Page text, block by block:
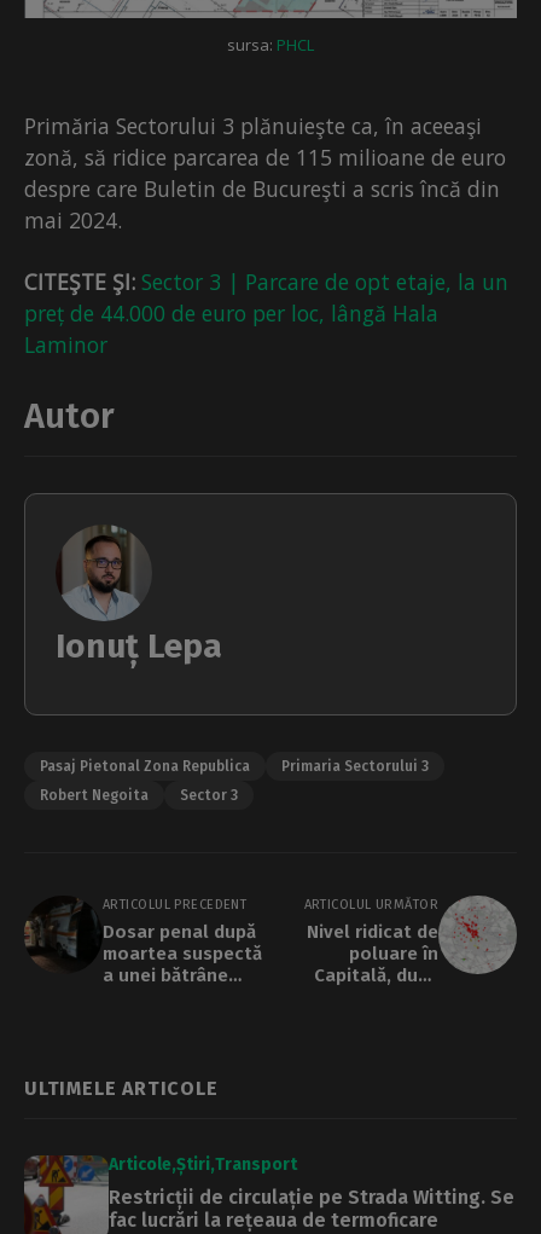
sursa: PHCL
Primăria Sectorului 3 plănuieşte ca, în aceeaşi
zonă, să ridice parcarea de 115 milioane de euro
despre care Buletin de Bucureşti a scris încă din
mai 2024.
CITEŞTE ŞI: Sector 3 | Parcare de opt etaje, la un
preț de 44.000 de euro per loc, lângă Hala
Laminor
Autor
Ionuț Lepa
Pasaj Pietonal Zona Republica
Primaria Sectorului 3
Robert Negoita
Sector 3
ARTICOLUL PRECEDENT
Dosar penal după
moartea suspectă
a unei bătrâne
ARTICOLUL URMĂTOR
Nivel ridicat de
poluare în
Capitală, după
ULTIMELE ARTICOLE
Articole Știri Transport
Restricții de circulație pe Strada Witting. Se
fac lucrări la rețeaua de termoficare